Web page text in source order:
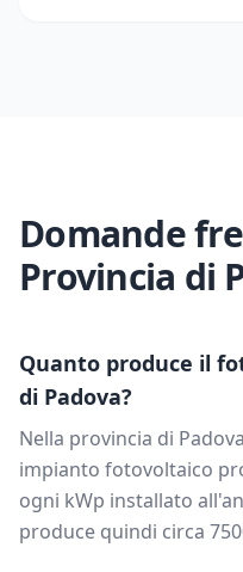
Domande
Provincia di
Quanto produce il
di Padova?
Nella provincia di Padova
impianto fotovoltaico
ogni kWp installato
produce quindi circa